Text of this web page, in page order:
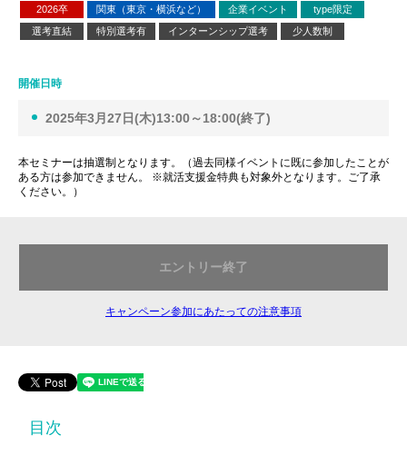
2026卒 関東（東京・横浜など） 企業イベント
type限定
選考直結
特別選考有 インターンシップ選考 少人数制
開催日時
2025年3月27日(木)13:00～18:00(終了)
本セミナーは抽選制となります。（過去同様イベントに既に参加したことが
ある方は参加できません。 ※就活支援金特典も対象外となります。ご了承
ください。）
エントリー終了
キャンペーン参加にあたっての注意事項
目次